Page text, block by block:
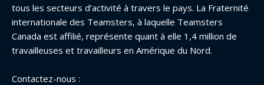
tous les secteurs d’activité à travers le pays. La Fraternité
internationale des Teamsters, à laquelle Teamsters
Canada est affilié, représente quant à elle 1,4 million de
travailleuses et travailleurs en Amérique du Nord.
Contactez-nous :